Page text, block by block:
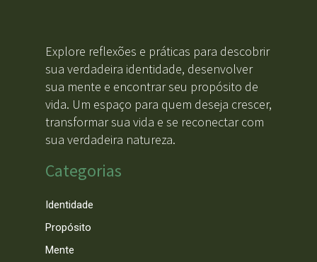
Explore reflexões e práticas para descobrir
sua verdadeira identidade, desenvolver
sua mente e encontrar seu propósito de
vida. Um espaço para quem deseja crescer,
transformar sua vida e se reconectar com
sua verdadeira natureza.
Categorias
Identidade
Propósito
Mente